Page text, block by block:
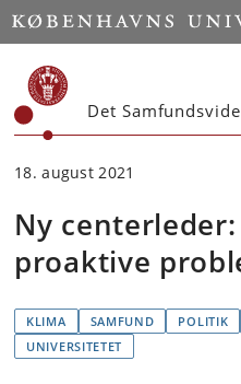
Start
Det
18. august 2021
Ny
proaktive
KLIMA SAMFUND POLITIK
UNIVERSITETET